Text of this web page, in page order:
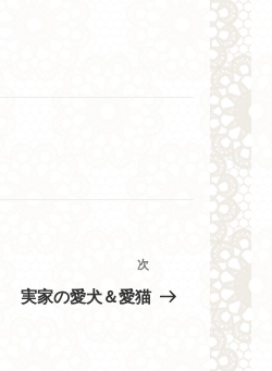
次
実家の愛犬＆愛猫